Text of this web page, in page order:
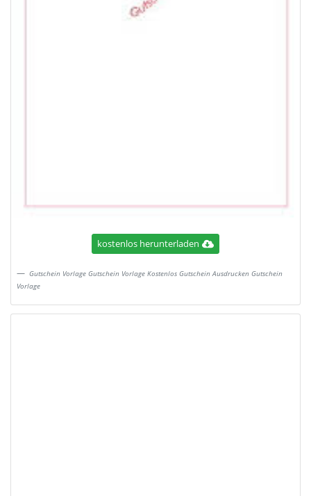
kostenlos herunterladen
Gutschein Vorlage Gutschein Vorlage Kostenlos Gutschein Ausdrucken Gutschein
Vorlage